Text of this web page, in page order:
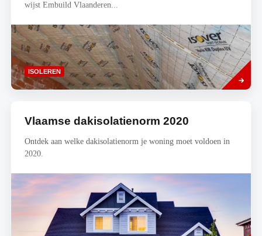
wijst Embuild Vlaanderen...
ISOLEREN
Lees
meer
Vlaamse dakisolatienorm 2020
Ontdek aan welke dakisolatienorm je woning moet voldoen in
2020.